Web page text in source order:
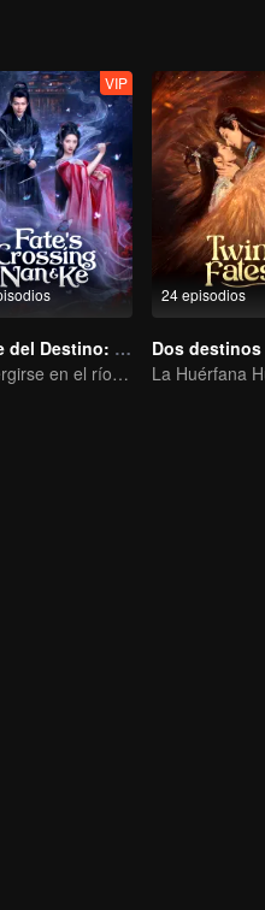
VIP
Cruce del Destino: Nan & Ke
Sumergirse en el río del olvido para regalarte un sueño
24 episodios